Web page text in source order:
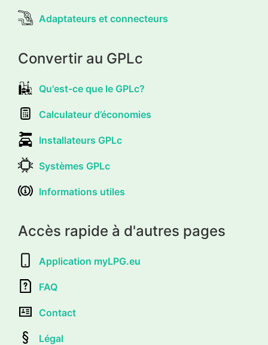
Adaptateurs et connecteurs
Convertir au GPLc
Qu'est-ce que le GPLc?
Calculateur d’économies
Installateurs GPLc
Systèmes GPLc
Informations utiles
Accès rapide à d'autres pages
Application myLPG.eu
FAQ
Contact
Légal